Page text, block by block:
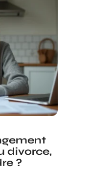
divorce,
?